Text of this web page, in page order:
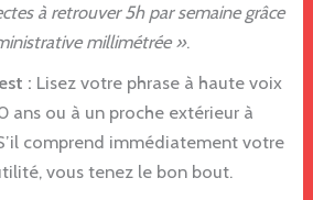
à retrouver 5h par semaine grâce
millimétrée ».
: Lisez votre phrase à haute voix
ans ou à un proche extérieur à
comprend immédiatement votre
vous tenez le bon bout.